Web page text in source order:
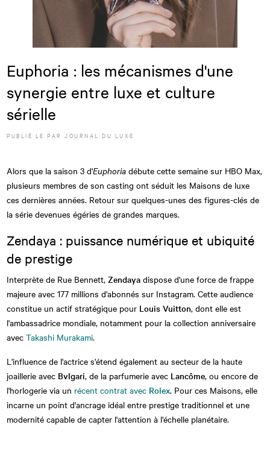
Euphoria : les mécanismes d'une
synergie entre luxe et culture
sérielle
PUBLIÉ LEPAR JOURNAL DU LUXE
Alors que la saison 3 d'Euphoria débute cette semaine sur HBO Max,
plusieurs membres de son casting ont séduit les Maisons de luxe
ces dernières années. Retour sur quelques-unes des figures-clés de
la série devenues égéries de grandes marques.
Zendaya : puissance numérique et ubiquité
de prestige
Interprète de Rue Bennett,Zendaya dispose d'une force de frappe
majeure avec 177 millions d'abonnés sur Instagram. Cette audience
constitue un actif stratégique pour Louis Vuitton, dont elle est
l'ambassadrice mondiale, notamment pour la collection anniversaire
avecTakashi Murakami.
L'influence de l'actrice s'étend également au secteur de la haute
joaillerie avec Bvlgari, de la parfumerie avec Lancôme, ou encore de
l'horlogerie via un récent contrat avec Rolex. Pour ces Maisons, elle
incarne un point d'ancrage idéal entre prestige traditionnel et une
modernité capable de capter l'attention à l'échelle planétaire.